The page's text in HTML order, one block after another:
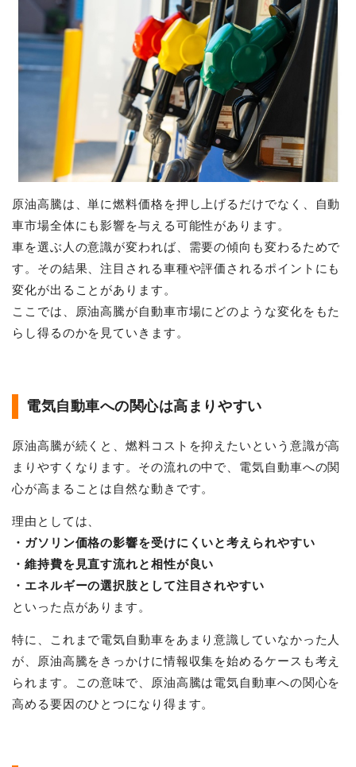
原油高騰は、単に燃料価格を押し上げるだけでなく、自動
車市場全体にも影響を与える可能性があります。
車を選ぶ人の意識が変われば、需要の傾向も変わるためで
す。その結果、注目される車種や評価されるポイントにも
変化が出ることがあります。
ここでは、原油高騰が自動車市場にどのような変化をもた
らし得るのかを見ていきます。
電気自動車への関心は高まりやすい
原油高騰が続くと、燃料コストを抑えたいという意識が高
まりやすくなります。その流れの中で、電気自動車への関
心が高まることは自然な動きです。
理由としては、
・ガソリン価格の影響を受けにくいと考えられやすい
・維持費を見直す流れと相性が良い
・エネルギーの選択肢として注目されやすい
といった点があります。
特に、これまで電気自動車をあまり意識していなかった人
が、原油高騰をきっかけに情報収集を始めるケースも考え
られます。この意味で、原油高騰は電気自動車への関心を
高める要因のひとつになり得ます。